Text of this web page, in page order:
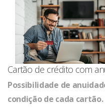
Cartão de crédito com
Possibilidade de
condição de cada cartão.